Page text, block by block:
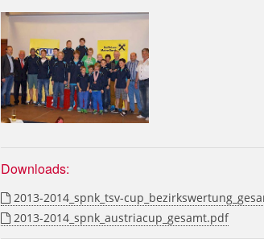
Downloads:
2013-2014_spnk_tsv-
2013-2014_spnk_austriacup_gesamt.pdf